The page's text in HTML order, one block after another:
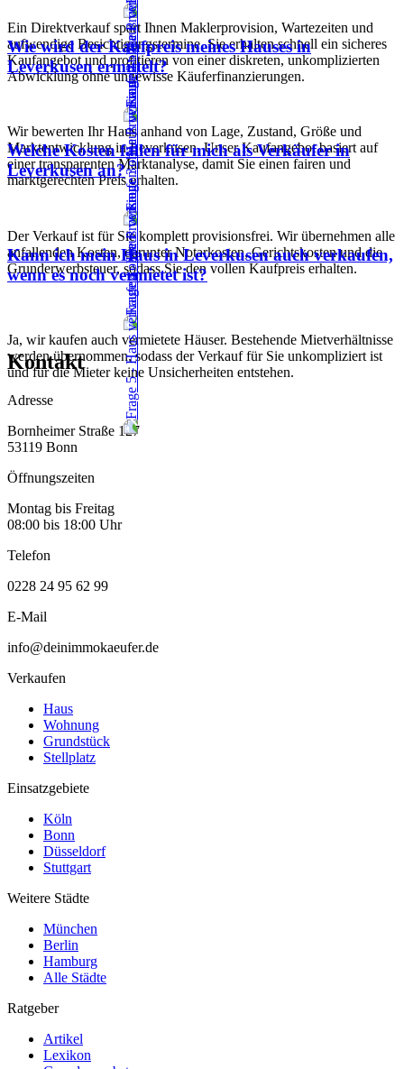
Ein Direktverkauf spart Ihnen Maklerprovision, Wartezeiten und
aufwendige Besichtigungstermine. Sie erhalten schnell ein sicheres
Kaufangebot und profitieren von einer diskreten, unkomplizierten
Abwicklung ohne ungewisse Käuferfinanzierungen.
Wie wird der Kaufpreis meines Hauses in
Leverkusen ermittelt?
Wir bewerten Ihr Haus anhand von Lage, Zustand, Größe und
Marktentwicklung in Leverkusen. Unser Kaufangebot basiert auf
einer transparenten Marktanalyse, damit Sie einen fairen und
marktgerechten Preis erhalten.
Welche Kosten fallen für mich als Verkäufer in
Leverkusen an?
Der Verkauf ist für Sie komplett provisionsfrei. Wir übernehmen alle
anfallenden Kosten, darunter Notarkosten, Gerichtskosten und die
Grunderwerbsteuer, sodass Sie den vollen Kaufpreis erhalten.
Kann ich mein Haus in Leverkusen auch verkaufen,
wenn es noch vermietet ist?
Ja, wir kaufen auch vermietete Häuser. Bestehende Mietverhältnisse
werden übernommen, sodass der Verkauf für Sie unkompliziert ist
und für die Mieter keine Unsicherheiten entstehen.
Kontakt
Adresse
Bornheimer Straße 127
53119 Bonn
Öffnungszeiten
Montag bis Freitag
08:00 bis 18:00 Uhr
Telefon
0228 24 95 62 99
E-Mail
info@deinimmokaeufer.de
Verkaufen
Haus
Wohnung
Grundstück
Stellplatz
Einsatzgebiete
Köln
Bonn
Düsseldorf
Stuttgart
Weitere Städte
München
Berlin
Hamburg
Alle Städte
Ratgeber
Artikel
Lexikon